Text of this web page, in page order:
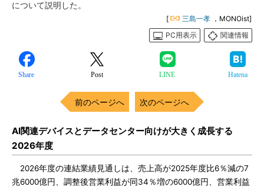
について説明した。
[ 三島一孝 ，MONOist]
PC用表示
関連情報
Share Post LINE Hatena
前のページへ 次のページへ
AI関連デバイスとデータセンター向けが大きく成長する
2026年度
2026年度の連結業績見通しは、売上高が2025年度比6％減の7
兆6000億円、調整後営業利益が同34％増の6000億円、営業利益